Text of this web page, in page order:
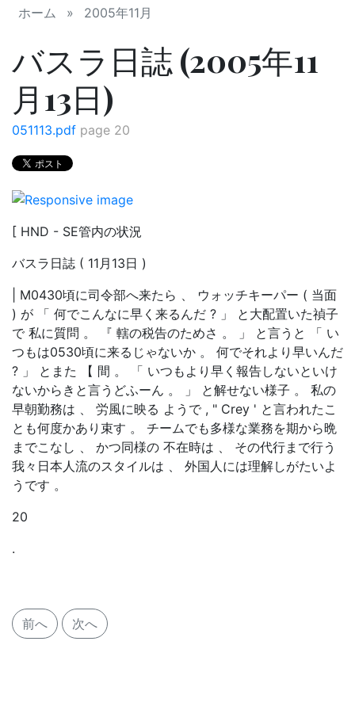
ホーム » 2005年11月
バスラ日誌 (2005年11
月13日)
051113.pdf page 20
[ HND - SE管内の状況
バスラ日誌 ( 11月13日 )
| M0430頃に司令部へ来たら 、 ウォッチキーパー ( 当面
) が 「 何でこんなに早く来るんだ ? 」 と大配置いた禎子
で 私に質問 。 『 轄の税告のためさ 。 」 と言うと 「 い
つもは0530頃に来るじゃないか 。 何でそれより早いんだ
? 」 とまた 【 間 。 「 いつもより早く報告しないといけ
ないからきと言うどふーん 。 」 と解せない様子 。 私の
早朝勤務は 、 労風に映る ようで , " Crey ' と言われたこ
とも何度かあり束す 。 チームでも多様な業務を期から晩
までこなし 、 かつ同様の 不在時は 、 その代行まで行う
我々日本人流のスタイルは 、 外国人には理解しがたいよ
うです 。
20
.
前へ 次へ